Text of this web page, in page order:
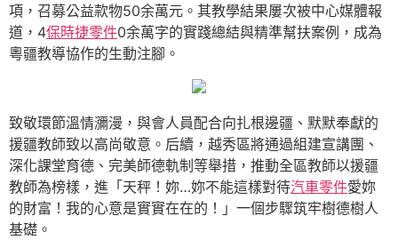
項，召募公益款物50余萬元。其教學結果屢次被中心媒體報
道，4保時捷零件0余萬字的實踐總結與精準幫扶案例，成為
粵疆教導協作的生動注腳。
致敬環節溫情瀰漫，與會人員配合向扎根邊疆、默默奉獻的
援疆教師致以高尚敬意。后續，越秀區將通過組建宣講團、
深化課堂育德、完美師德軌制等舉措，推動全區教師以援疆
教師為榜樣，進「天秤！妳…妳不能這樣對待汽車零件愛妳
的財富！我的心意是實實在在的！」一個步驟筑牢樹德樹人
基礎。